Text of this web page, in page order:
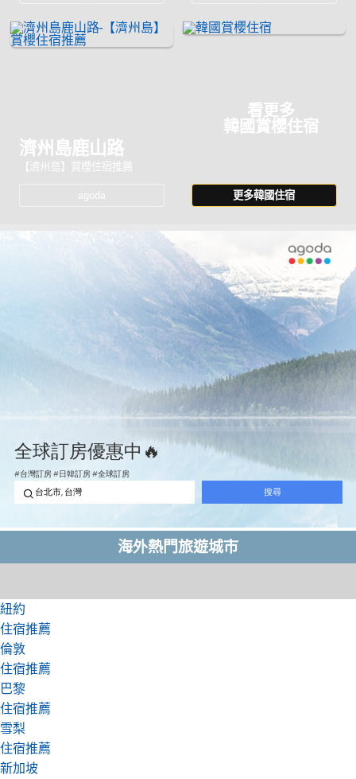
濟州島鹿山路
【濟州島】賞櫻住宿推薦
agoda
看更多
韓國賞櫻住宿
更多韓國住宿
海外熱門旅遊城市
紐約
住宿推薦
倫敦
住宿推薦
巴黎
住宿推薦
雪梨
住宿推薦
新加坡